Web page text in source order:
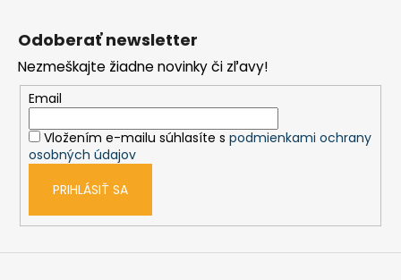
Odoberať newsletter
Nezmeškajte žiadne novinky či zľavy!
Email
Vložením e-mailu súhlasíte s podmienkami ochrany
osobných údajov
PRIHLÁSIŤ SA